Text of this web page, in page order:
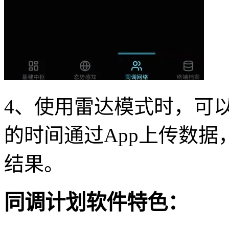
4、使用雷达模式时，可
的时间通过App上传数据
结果。
同调计划软件特色：